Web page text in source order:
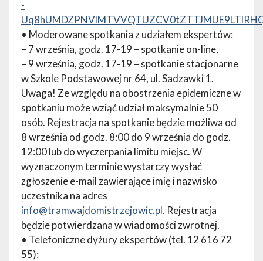
-
• Moderowane spotkania z udziałem ekspertów:
– 7 września, godz. 17-19 – spotkanie on-line,
– 9 września, godz. 17-19 – spotkanie stacjonarne
w Szkole Podstawowej nr 64, ul. Sadzawki 1.
Uwaga! Ze względu na obostrzenia epidemiczne w
spotkaniu może wziąć udział maksymalnie 50
osób. Rejestracja na spotkanie będzie możliwa od
8 września od godz. 8:00 do 9 września do godz.
12:00 lub do wyczerpania limitu miejsc. W
wyznaczonym terminie wystarczy wysłać
zgłoszenie e-mail zawierające imię i nazwisko
uczestnika na adres
info@tramwajdomistrzejowic.pl. Rejestracja
będzie potwierdzana w wiadomości zwrotnej.
• Telefoniczne dyżury ekspertów (tel. 12 616 72
55):